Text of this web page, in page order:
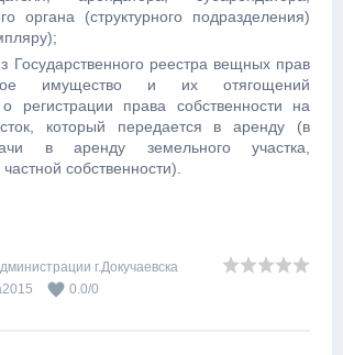
органа (структурного подразделения)
Государственного реестра вещных прав
имущество и их отягощений
регистрации права собственности на
который передается в аренду (в
в аренду земельного участка,
собственности).
г.Докучаевска
0.0/0